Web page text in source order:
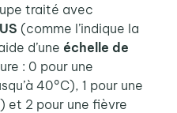
traité avec
(comme l’indique la
d’une échelle de
: 0 pour une
40°C), 1 pour une
et 2 pour une fièvre